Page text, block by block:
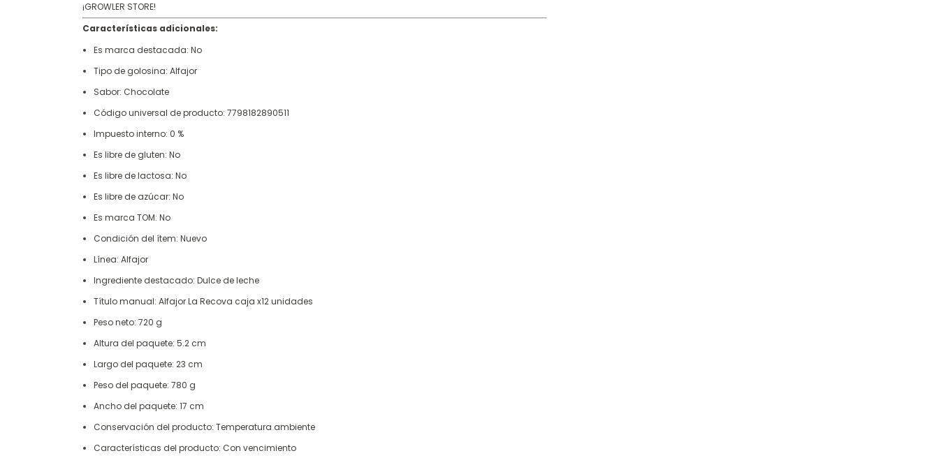
¡GROWLER STORE!
Características adicionales:
Es marca destacada: No
Tipo de golosina: Alfajor
Sabor: Chocolate
Código universal de producto: 7798182890511
Impuesto interno: 0 %
Es libre de gluten: No
Es libre de lactosa: No
Es libre de azúcar: No
Es marca TOM: No
Condición del ítem: Nuevo
Línea: Alfajor
Ingrediente destacado: Dulce de leche
Título manual: Alfajor La Recova caja x12 unidades
Peso neto: 720 g
Altura del paquete: 5.2 cm
Largo del paquete: 23 cm
Peso del paquete: 780 g
Ancho del paquete: 17 cm
Conservación del producto: Temperatura ambiente
Características del producto: Con vencimiento